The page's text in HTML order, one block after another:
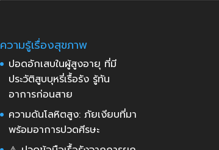
ความรู้เรื่องสุขภาพ
ปอดอักเสบในผู้สูงอายุ ที่มี
ประวัติสูบบุหรี่เรื้อรัง รู้ทัน
อาการก่อนสาย
ความดันโลหิตสูง: ภัยเงียบที่มา
พร้อมอาการปวดศีรษะ